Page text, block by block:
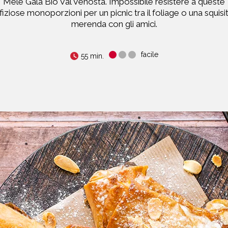
monoporzioni per un picnic tra il foliage o una
merenda con gli amici.
55 min. facile